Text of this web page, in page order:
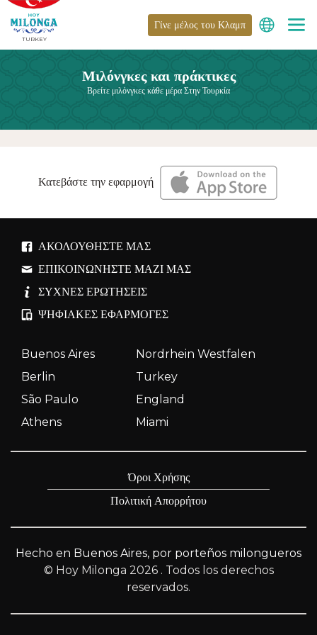
TURKEY
Γίνε μέλος του Κλαμπ
Μιλόνγκες και πράκτικες
Βρείτε μιλόνγκες κάθε μέρα Στην Τουρκία
Κατεβάστε την εφαρμογή
ΑΚΟΛΟΥΘΉΣΤΕ ΜΑΣ
ΕΠΙΚΟΙΝΩΝΉΣΤΕ ΜΑΖΊ ΜΑΣ
ΣΥΧΝΈΣ ΕΡΩΤΉΣΕΙΣ
ΨΗΦΙΑΚΈΣ ΕΦΑΡΜΟΓΈΣ
Buenos Aires
Nordrhein Westfalen
Berlin
Turkey
São Paulo
England
Athens
Miami
Όροι Χρήσης
Πολιτική Απορρήτου
Hecho en Buenos Aires, por porteños milongueros
© Hoy Milonga 2026 . Todos los derechos
reservados.